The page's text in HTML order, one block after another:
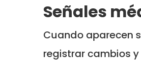
Señales
Cuando aparecen
registrar cambios